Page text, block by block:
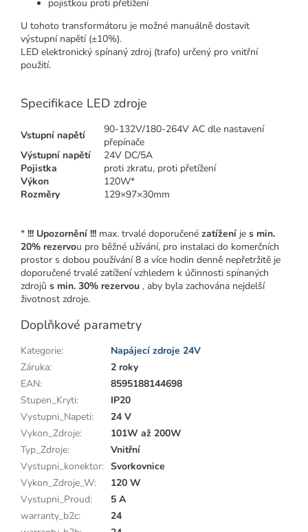
pojistkou proti přetížení
U tohoto transformátoru je možné manuálně dostavit
výstupní napětí (±10%).
LED elektronický spínaný zdroj (trafo) určený pro vnitřní
použití.
Specifikace LED zdroje
Vstupní napětí
90-132V/180-264V AC dle nastavení
přepínače
Výstupní napětí
24V DC/5A
Pojistka
proti zkratu, proti přetížení
Výkon
120W*
Rozměry
129×97×30mm
* !!! Upozornění !!! max. trvalé doporučené zatížení je s min.
20% rezervou pro běžné užívání, pro instalaci do komerčních
prostor s dobou používání 8 a více hodin denně nepřetržitě je
doporučené trvalé zatížení vzhledem k účinnosti spínaných
zdrojů s min. 30% rezervou , aby byla zachována nejdelší
životnost zdroje.
Doplňkové parametry
Kategorie:
Napájecí zdroje 24V
Záruka:
2 roky
EAN:
8595188144698
Stupen_Kryti:
IP20
Vystupni_Napeti:
24 V
Vykon_Zdroje:
101W až 200W
Typ_Zdroje:
Vnitřní
Vystupni_konektor: Svorkovnice
Vykon_Zdroje_W:
120 W
Vystupni_Proud:
5 A
warranty_b2c:
24